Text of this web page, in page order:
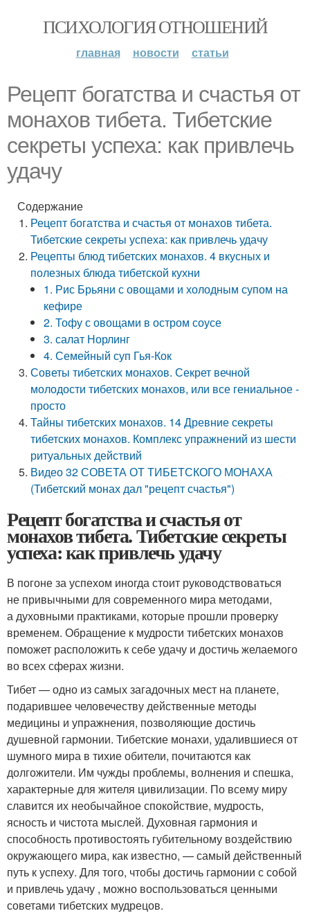
ПСИХОЛОГИЯ ОТНОШЕНИЙ
главная новости статьи
Рецепт богатства и счастья от
монахов тибета. Тибетские
секреты успеха: как привлечь
удачу
Содержание
Рецепт богатства и счастья от монахов тибета.
Тибетские секреты успеха: как привлечь удачу
Рецепты блюд тибетских монахов. 4 вкусных и
полезных блюда тибетской кухни
1. Рис Брьяни с овощами и холодным супом на
кефире
2. Тофу с овощами в остром соусе
3. салат Норлинг
4. Семейный суп Гья-Кок
Советы тибетских монахов. Секрет вечной
молодости тибетских монахов, или все гениальное -
просто
Тайны тибетских монахов. 14 Древние секреты
тибетских монахов. Комплекс упражнений из шести
ритуальных действий
Видео 32 СОВЕТА ОТ ТИБЕТСКОГО МОНАХА
(Тибетский монах дал "рецепт счастья")
Рецепт богатства и счастья от
монахов тибета. Тибетские секреты
успеха: как привлечь удачу
В погоне за успехом иногда стоит руководствоваться
не привычными для современного мира методами,
а духовными практиками, которые прошли проверку
временем. Обращение к мудрости тибетских монахов
поможет расположить к себе удачу и достичь желаемого
во всех сферах жизни.
Тибет — одно из самых загадочных мест на планете,
подарившее человечеству действенные методы
медицины и упражнения, позволяющие достичь
душевной гармонии. Тибетские монахи, удалившиеся от
шумного мира в тихие обители, почитаются как
долгожители. Им чужды проблемы, волнения и спешка,
характерные для жителя цивилизации. По всему миру
славится их необычайное спокойствие, мудрость,
ясность и чистота мыслей. Духовная гармония и
способность противостоять губительному воздействию
окружающего мира, как известно, — самый действенный
путь к успеху. Для того, чтобы достичь гармонии с собой
и привлечь удачу , можно воспользоваться ценными
советами тибетских мудрецов.